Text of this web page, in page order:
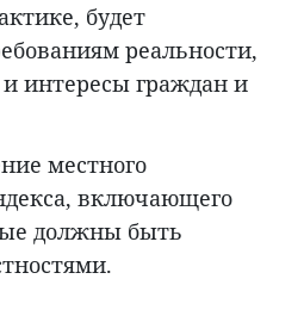
будет
реальности,
интересы граждан и
местного
включающего
должны быть